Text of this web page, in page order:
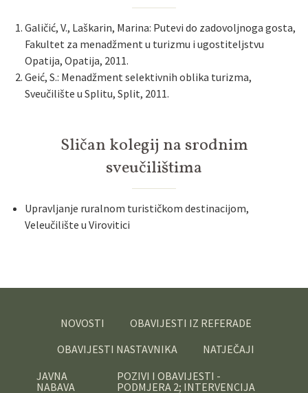
Galičić, V., Laškarin, Marina: Putevi do zadovoljnoga gosta,
Fakultet za menadžment u turizmu i ugostiteljstvu
Opatija, Opatija, 2011.
Geić, S.: Menadžment selektivnih oblika turizma,
Sveučilište u Splitu, Split, 2011.
Sličan kolegij na srodnim
sveučilištima
Upravljanje ruralnom turističkom destinacijom,
Veleučilište u Virovitici
NOVOSTI
OBAVIJESTI IZ REFERADE
OBAVIJESTI NASTAVNIKA
NATJEČAJI
JAVNA
NABAVA
POZIVI I OBAVIJESTI -
PODMJERA 2; INTERVENCIJA